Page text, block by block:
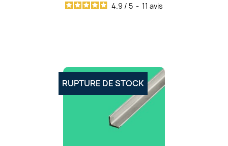
4.9 / 5 - 11 avis
RUPTURE DE STOCK